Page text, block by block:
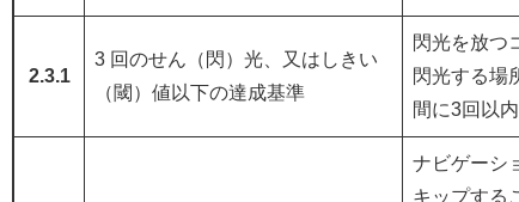
2.3.1
3 回のせん（閃）光、又はしきい
（閾）値以下の達成基準
閃光を放つ
閃光する場
間に3回以
ナビゲーシ
キップする